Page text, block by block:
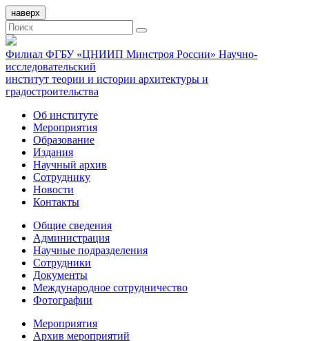
наверх
Филиал ФГБУ «ЦНИИП Минстроя России» Научно-
исследовательский
институт теории и истории архитектуры и
градостроительства
Об институте
Мероприятия
Образование
Издания
Научный архив
Сотруднику
Новости
Контакты
Общие сведения
Администрация
Научные подразделения
Сотрудники
Документы
Международное сотрудничество
Фотографии
Мероприятия
Архив мероприятий